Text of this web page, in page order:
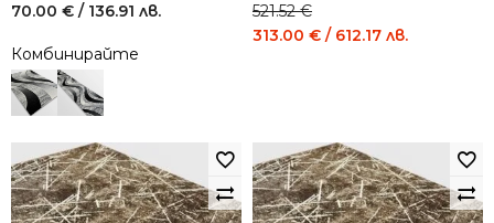
70.00 € / 136.91 лв.
Комбинирайте
521.52€
Original
1,020.00
лв..
313.00 € / 612.17 лв.
612.17
лв..